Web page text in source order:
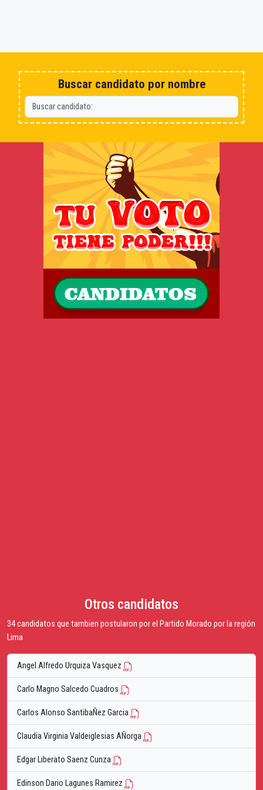
Buscar candidato por nombre
Otros candidatos
34 candidatos que tambien postularon por el Partido Morado por la región
Lima
Angel Alfredo Urquiza Vasquez
Carlo Magno Salcedo Cuadros
Carlos Alonso SantibaÑez Garcia
Claudia Virginia Valdeiglesias AÑorga
Edgar Liberato Saenz Cunza
Edinson Dario Lagunes Ramirez